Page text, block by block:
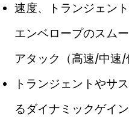
速度、トランジェン
エンベロープのスム
アタック（高速/中速/
トランジェントやサ
るダイナミックゲイ